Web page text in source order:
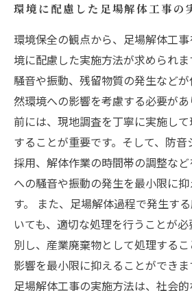
環境に配慮した足場解体工事の
環境保全の観点から、足場解体工
境に配慮した実施方法が求められ
騒音や振動、残留物質の発生など
然環境への影響を考慮する必要が
前には、現地調査を丁寧に実施し
することが重要です。そして、防
採用、解体作業の時間帯の調整な
への騒音や振動の発生を最小限に
す。 また、足場解体過程で発生す
いても、適切な処理を行うことが
別し、産業廃棄物として処理する
影響を最小限に抑えることができ
足場解体工事の実施方法は、社会的